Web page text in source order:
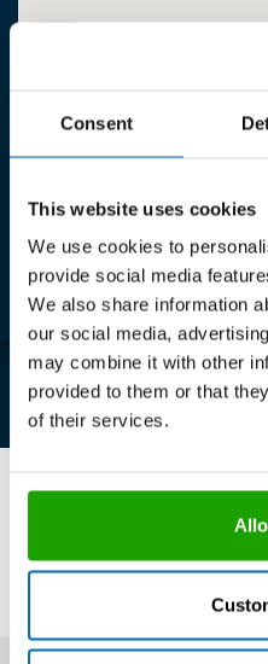
Consent
This website uses cookies
We use cookies to
provide social media
We also share information
our social media,
may combine it with other
provided to them or that
of their services.
UND WO
REICHEN SIE IHR